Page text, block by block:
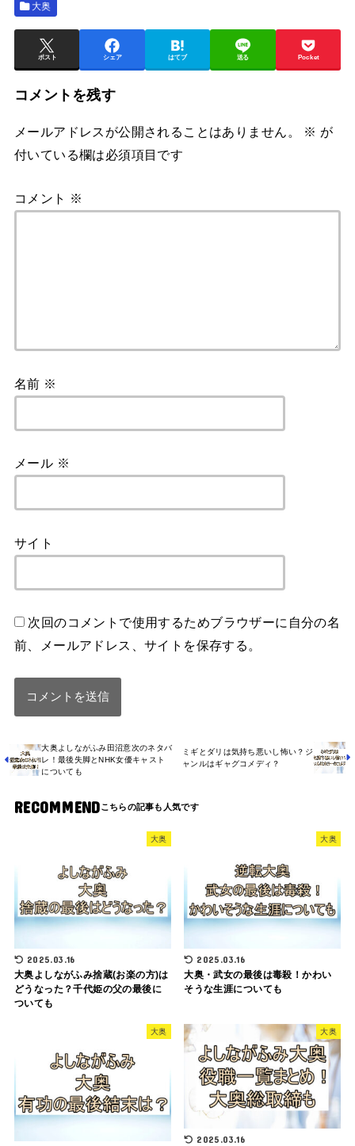
大奥
ポスト シェア はてブ 送る Pocket
コメントを残す
メールアドレスが公開されることはありません。 ※ が
付いている欄は必須項目です
コメント ※
名前 ※
メール ※
サイト
次回のコメントで使用するためブラウザーに自分の名
前、メールアドレス、サイトを保存する。
大奥よしながふみ田沼意次のネタバ
レ！最後失脚とNHK女優キャスト
についても
ミギとダリは気持ち悪いし怖い？ジ
ャンルはギャグコメディ？
RECOMMEND
大奥
2025.03.16
大奥よしながふみ捨蔵(お楽の方)は
どうなった？千代姫の父の最後に
ついても
大奥
2025.03.16
大奥・武女の最後は毒殺！かわい
そうな生涯についても
大奥 大奥
2025.03.16